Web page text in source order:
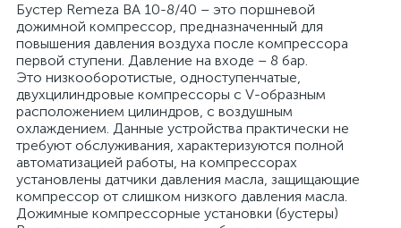
Бустер Remeza BA 10-8/40 – это поршневой
дожимной компрессор, предназначенный для
повышения давления воздуха после компрессора
первой ступени. Давление на входе – 8 бар.
Это низкооборотистые, одноступенчатые,
двухцилиндровые компрессоры с V-образным
расположением цилиндров, с воздушным
охлаждением. Данные устройства практически не
требуют обслуживания, характеризуются полной
автоматизацией работы, на компрессорах
установлены датчики давления масла, защищающие
компрессор от слишком низкого давления масла.
Дожимные компрессорные установки (бустеры)